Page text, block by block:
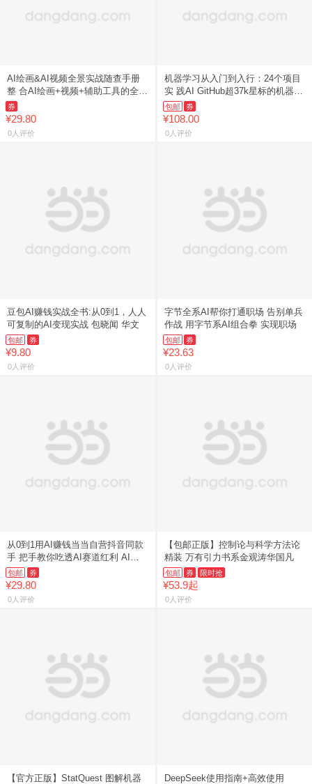
AI绘画&AI视频全景实战随查手册
整 合AI绘画+视频+辅助工具的全景
手
券
¥29.80
0人评价
机器学习从入门到入行：24个项目
实 践AI GitHub超37k星标的机器学
习
包邮 券
¥108.00
0人评价
豆包AI赚钱实战全书:从0到1，人人
可复制的AI变现实战 包晓闻 华文
包邮 券
¥9.80
0人评价
字节全系AI帮你打通职场 告别单兵
作战 用字节系AI组合拳 实现职场
包邮 券
¥23.63
0人评价
从0到1用AI赚钱当当自营抖音同款
手 把手教你吃透AI赛道红利 AI工
具
包邮 券
¥29.80
0人评价
【包邮正版】控制论与科学方法论
精装 万有引力书系金观涛华国凡
包邮 券 限时抢
¥53.9起
0人评价
【官方正版】StatQuest 图解机器
DeepSeek使用指南+高效使用